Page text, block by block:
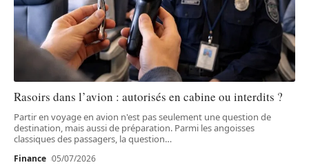
Rasoirs dans l’avion : autorisés en cabine ou interdits ?
Partir en voyage en avion n'est pas seulement une question de
destination, mais aussi de préparation. Parmi les angoisses
classiques des passagers, la question…
Finance 05/07/2026